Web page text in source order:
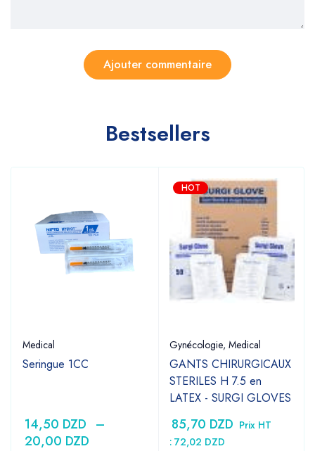
Bestsellers
Medical
Seringue 1CC
14,50 DZD –
20,00 DZD
HOT
Gynécologie, Medical
GANTS CHIRURGICAUX
STERILES H 7.5 en
LATEX - SURGI GLOVES
85,70 DZD Prix HT
: 72,02 DZD